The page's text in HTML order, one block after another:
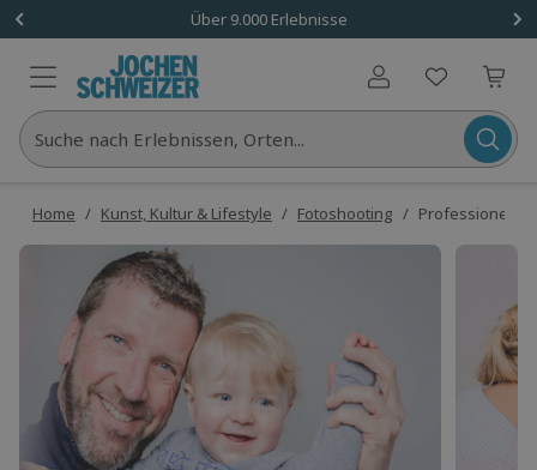
Über 9.000 Erlebnisse
Benutzerkonto
Suche nach Erlebnissen, Orten...
Home / Kunst, Kultur & Lifestyle / Fotoshooting / Professionelles